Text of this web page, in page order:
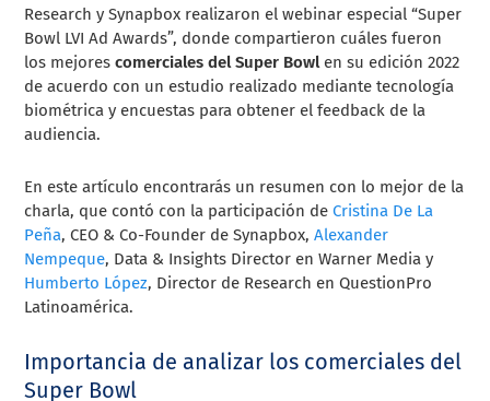
Research y Synapbox realizaron el webinar especial “Super
Bowl LVI Ad Awards”, donde compartieron cuáles fueron
los mejorescomerciales del Super Bowlen su edición 2022
de acuerdo con un estudio realizado mediante tecnología
biométrica y encuestas para obtener el feedback de la
audiencia.
En este artículo encontrarás un resumen con lo mejor de la
charla, que contó con la participación deCristina De La
Peña, CEO & Co-Founder de Synapbox,Alexander
Nempeque, Data & Insights Director en Warner Media y
Humberto López, Director de Research en QuestionPro
Latinoamérica.
Importancia de analizar los comerciales del
Super Bowl